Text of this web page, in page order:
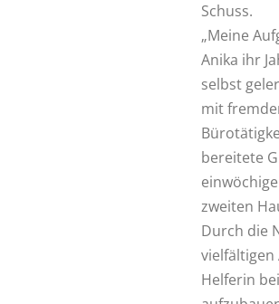
Schuss.
„Meine
Anika ihr
selbst
mit
bereitete
zweiten
Durch die
vielfältigen
Helferin